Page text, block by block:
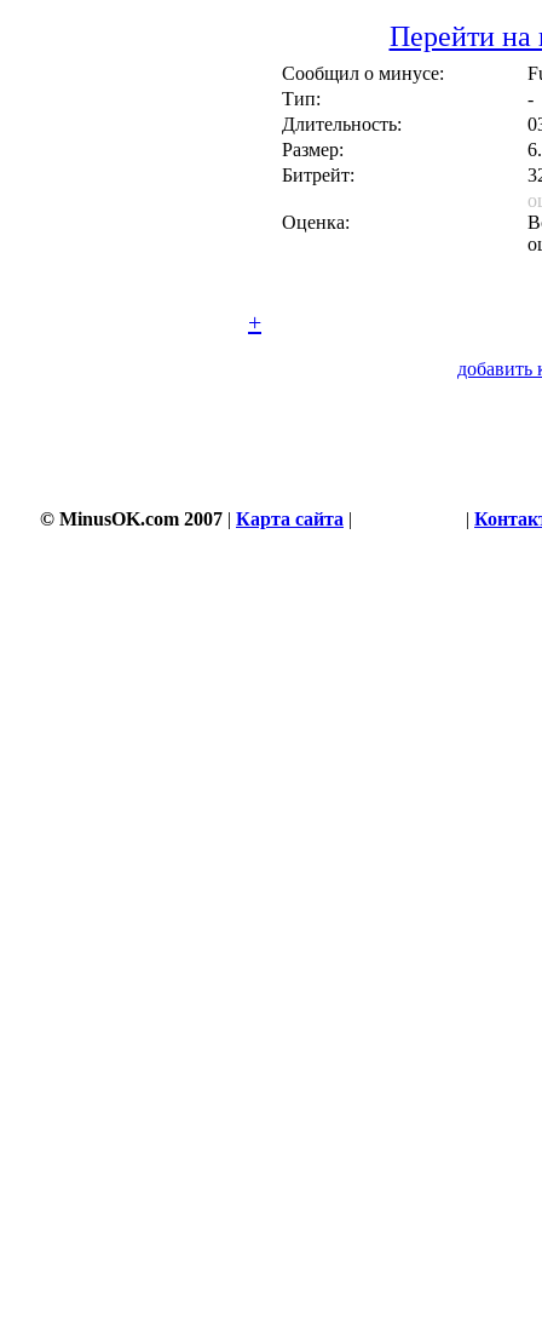
Перейти на
Сообщил о минусе:
Тип:
-
Длительность:
Размер:
Битрейт:
Оценка:
+
добавить
© MinusOK.com 2007 | Карта сайта | |